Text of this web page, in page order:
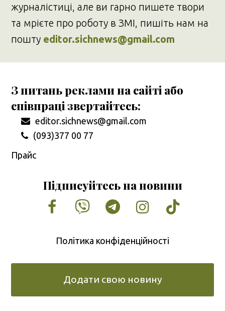
журналістиці, але ви гарно пишете твори
та мрієте про роботу в ЗМІ, пишіть нам на
пошту editor.sichnews@gmail.com
З питань реклами на сайті або
співпраці звертайтесь:
editor.sichnews@gmail.com
(093)377 00 77
Прайс
Підписуйтесь на новини
Facebook
VimeoTumblrInstagram
Tiktok
Політика конфіденційності
Додати свою новину